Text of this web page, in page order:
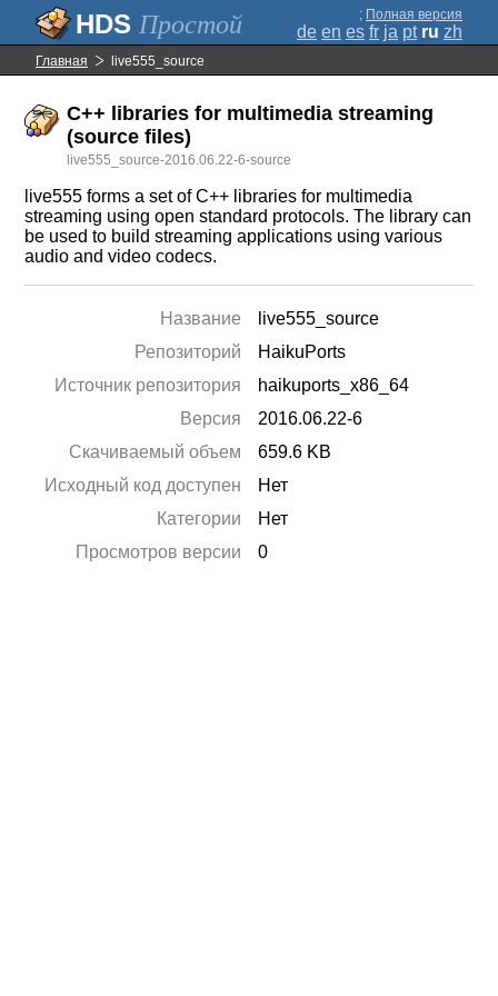
Простой ; Полная версия
de en es fr ja pt ru zh
Главная live555_source
C++ libraries for multimedia streaming
(source files)
live555_source-2016.06.22-6-source
live555 forms a set of C++ libraries for multimedia
streaming using open standard protocols. The library can
be used to build streaming applications using various
audio and video codecs.
Название
live555_source
Репозиторий
HaikuPorts
Источник репозитория
haikuports_x86_64
Версия
2016.06.22-6
Скачиваемый объем
659.6 KB
Исходный код доступен
Нет
Категории
Нет
Просмотров версии
0